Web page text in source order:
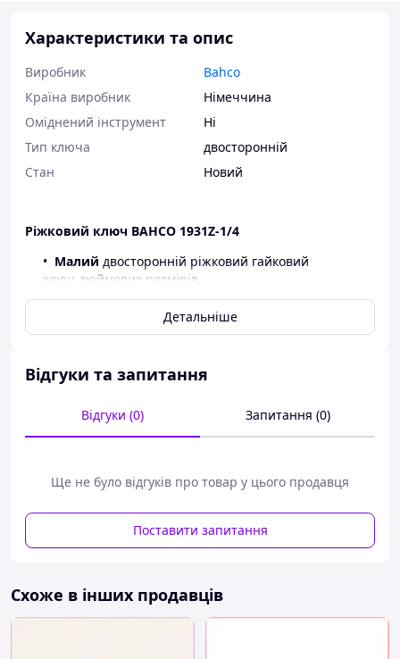
Характеристики та опис
Виробник
Bahco
Країна виробник
Німеччина
Оміднений інструмент
Ні
Тип ключа
двосторонній
Стан
Новий
Ріжковий ключ BAHCO 1931Z-1/4
Малий двосторонній ріжковий гайковий
ключ дюймових розмірів,
підходить для ремонту телекомунікацій,
радіоелектроніки, точної механіки,
однаковий розмір з обох сторін,
дозволяє працювати
інструментом в обмеженому просторі,
обробка: хромонікелеве мікроматове покриття,
Розмір:1/4"
L: 80 мм,
a1: 2.5 мм,
вага: 8 г,
Таблиця товарів
Детальніше
Відгуки та запитання
Відгуки (0) Запитання (0)
Ще не було відгуків про товар у цього продавця
Поставити запитання
Схоже в інших продавців